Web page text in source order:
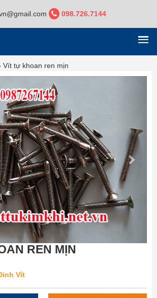
098.726.7144
Vít tự khoan ren mịn
REN MỊN
Vít